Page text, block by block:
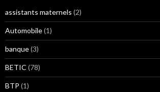
assistants maternels (2)
Automobile(1)
banque(3)
BETIC (78)
BTP (1)